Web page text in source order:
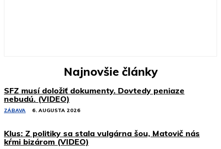
Najnovšie články
SFZ musí doložiť dokumenty. Dovtedy peniaze
nebudú. (VIDEO)
ZÁBAVA 6. AUGUSTA 2026
Klus: Z politiky sa stala vulgárna šou, Matovič nás
kŕmi bizárom (VIDEO)